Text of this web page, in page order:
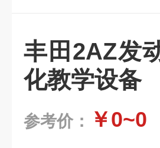
丰田2AZ发
化教学设备
参考价： ￥0~0